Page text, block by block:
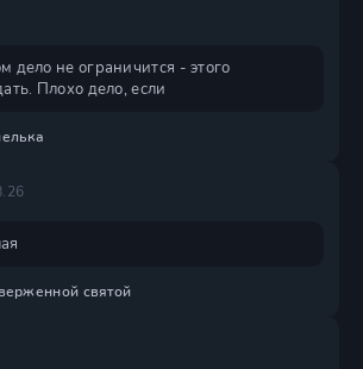
дело не ограничится - этого
Плохо дело, если
святой